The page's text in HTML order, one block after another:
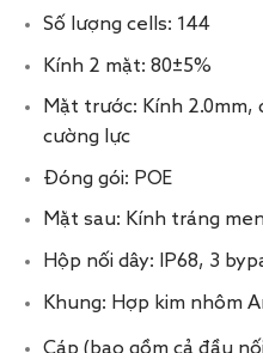
Số lượng cells: 144
Kính 2 mặt: 80±5%
Mặt trước: Kính 2.0mm,
cường lực
Đóng gói: POE
Mặt sau: Kính tráng
Hộp nối dây: IP68, 3
Khung: Hợp kim nhôm